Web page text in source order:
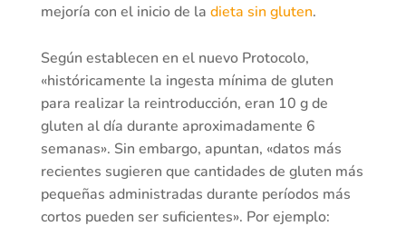
mejoría con el inicio de la dieta sin gluten.
Según establecen en el nuevo Protocolo,
«históricamente la ingesta mínima de gluten
para realizar la reintroducción, eran 10 g de
gluten al día durante aproximadamente 6
semanas». Sin embargo, apuntan, «datos más
recientes sugieren que cantidades de gluten más
pequeñas administradas durante períodos más
cortos pueden ser suficientes». Por ejemplo: